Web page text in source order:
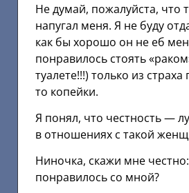
Не думай, пожалуйста, что
напугал меня. Я не буду
как бы хорошо он не еб
понравилось стоять
туалете!!!) только из страха
то копейки.
Я понял, что честность —
в отношениях с такой
Ниночка, скажи мне
понравилось со мной?